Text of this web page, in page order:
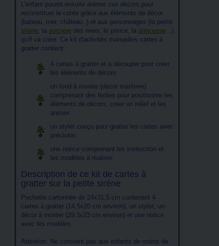
L'enfant pourra ensuite animer ces décors pour
reconstituer le conte grâce aux éléments de décor
(bateau, mer, château..) et aux personnages (la petite
sirène, la sorcière des mers, le prince, la princesse...)
qu'il va créer. Ce kit d'activités manuelles cartes à
gratter contient :
4 cartes à gratter et à découper pour créer
les éléments de décors
un fond à monter (décor maritime)
comprenant des fentes pour positionner les
éléments de décors, créer un relief et les
animer
un stylet conçu pour gratter les cartes avec
précision
une notice comprenant les instruction et
les modèles à réaliser.
Description de ce kit de cartes à
gratter sur la petite sirène
Pochette cartonnée de 24x31,5 cm contenant 4
cartes à gratter (14,5x20 cm environ), un stylet, un
décor à monter (29,3x23 cm environ) et une notice
avec les modèles.
Attention. Ne convient pas aux enfants de moins de